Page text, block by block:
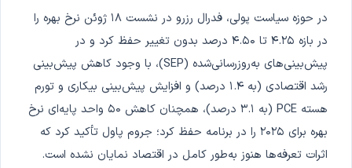
در حوزه سیاست پولی، فدرال رزرو در نشست ۱۸ ژوئن نرخ بهره را
در بازه ۴.۲۵ تا ۴.۵۰ درصد بدون تغییر حفظ کرد و در
پیش‌بینی‌های به‌روزرسانی‌شده (SEP)، با وجود کاهش پیش‌بینی
رشد اقتصادی (به ۱.۴ درصد) و افزایش پیش‌بینی بیکاری و تورم
هسته PCE (به ۳.۱ درصد)، همچنان کاهش ۵۰ واحد پایه‌ای نرخ
بهره برای ۲۰۲۵ را در برنامه حفظ کرد؛ جروم پاول تأکید کرد که
اثرات تعرفه‌ها هنوز به‌طور کامل در اقتصاد نمایان نشده است.